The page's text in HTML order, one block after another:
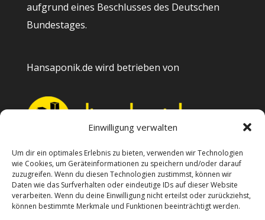
Einwilligung verwalten
Um dir ein optimales Erlebnis zu bieten, verwenden wir Technologien
wie Cookies, um Geräteinformationen zu speichern und/oder darauf
zuzugreifen. Wenn du diesen Technologien zustimmst, können wir
Daten wie das Surfverhalten oder eindeutige IDs auf dieser Website
verarbeiten. Wenn du deine Einwilligung nicht erteilst oder zurückziehst,
können bestimmte Merkmale und Funktionen beeinträchtigt werden.
aufgrund eines Beschlusses des Deutschen
Bundestages.
Hansaponik.de wird betrieben von
Kontakt
Impressum